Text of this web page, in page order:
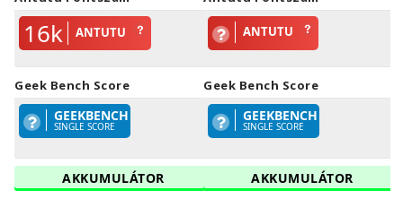
16k ANTUTU
Geek Bench Score
GEEKBENCH
SINGLE SCORE
AKKUMULÁTOR
ANTUTU
Geek Bench Score
GEEKBENCH
SINGLE SCORE
AKKUMULÁTOR